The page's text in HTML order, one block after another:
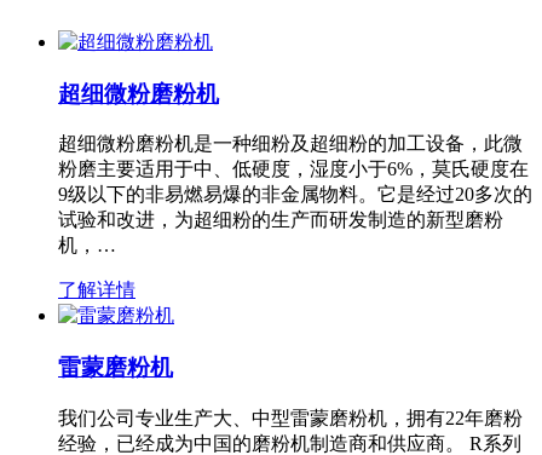
超细微粉磨粉机
超细微粉磨粉机是一种细粉及超细粉的加工设备，此微
粉磨主要适用于中、低硬度，湿度小于6%，莫氏硬度在
9级以下的非易燃易爆的非金属物料。它是经过20多次的
试验和改进，为超细粉的生产而研发制造的新型磨粉
机，…
了解详情
雷蒙磨粉机
我们公司专业生产大、中型雷蒙磨粉机，拥有22年磨粉
经验，已经成为中国的磨粉机制造商和供应商。 R系列